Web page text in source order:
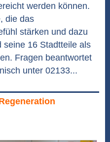
werden können.
die das
stärken und dazu
seine 16 Stadtteile als
Fragen beantwortet
unter 02133...